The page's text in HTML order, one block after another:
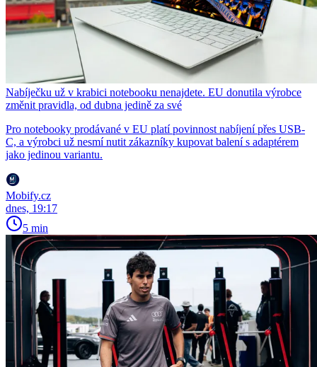
Nabíječku už v krabici notebooku nenajdete. EU donutila výrobce
změnit pravidla, od dubna jedině za své
Pro notebooky prodávané v EU platí povinnost nabíjení přes USB-
C, a výrobci už nesmí nutit zákazníky kupovat balení s adaptérem
jako jedinou variantu.
Mobify.cz
dnes, 19:17
5 min